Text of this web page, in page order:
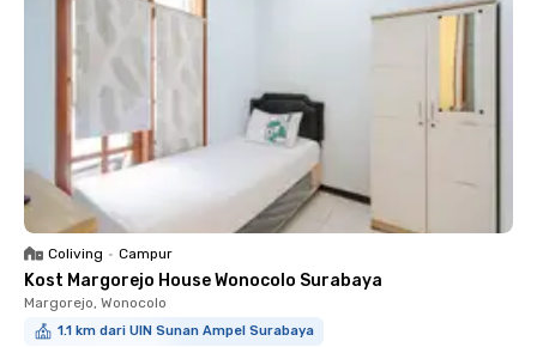
Coliving • Campur
Kost Margorejo House Wonocolo Surabaya
Margorejo, Wonocolo
1.1 km dari UIN Sunan Ampel Surabaya